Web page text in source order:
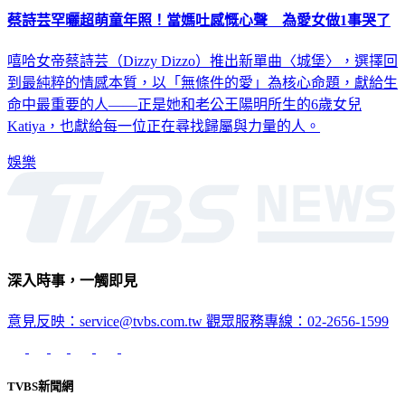
蔡詩芸罕曬超萌童年照！當媽吐感慨心聲 為愛女做1事哭了
嘻哈女帝蔡詩芸（Dizzy Dizzo）推出新單曲〈城堡〉，選擇回
到最純粹的情感本質，以「無條件的愛」為核心命題，獻給生
命中最重要的人——正是她和老公王陽明所生的6歲女兒
Katiya，也獻給每一位正在尋找歸屬與力量的人。
娛樂
深入時事，一觸即見
意見反映：service@tvbs.com.tw 觀眾服務專線：02-2656-1599
TVBS新聞網